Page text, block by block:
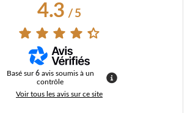
4.3/ 5
Basé sur6 avis soumis à un
contrôle
Voir tous les avis sur ce site